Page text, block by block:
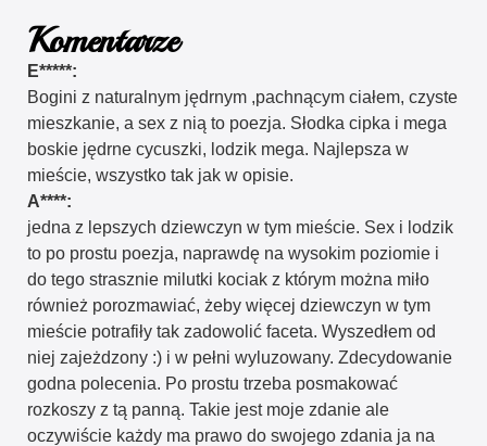
Komentarze
E*****:
Bogini z naturalnym jędrnym ,pachnącym ciałem, czyste
mieszkanie, a sex z nią to poezja. Słodka cipka i mega
boskie jędrne cycuszki, lodzik mega. Najlepsza w
mieście, wszystko tak jak w opisie.
A****:
jedna z lepszych dziewczyn w tym mieście. Sex i lodzik
to po prostu poezja, naprawdę na wysokim poziomie i
do tego strasznie milutki kociak z którym można miło
również porozmawiać, żeby więcej dziewczyn w tym
mieście potrafiły tak zadowolić faceta. Wyszedłem od
niej zajeżdzony :) i w pełni wyluzowany. Zdecydowanie
godna polecenia. Po prostu trzeba posmakować
rozkoszy z tą panną. Takie jest moje zdanie ale
oczywiście każdy ma prawo do swojego zdania ja na